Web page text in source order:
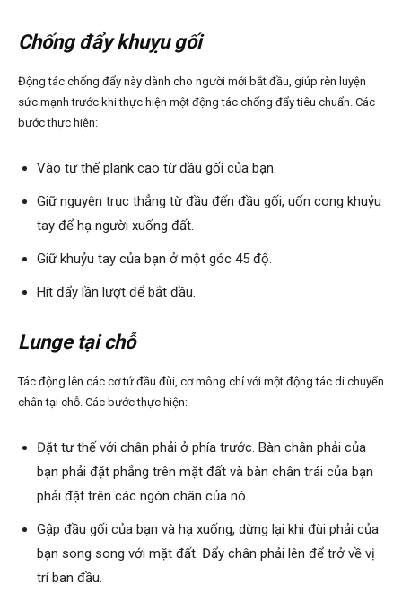
Chống đẩykhuỵu gối
Động tác chống đẩy này dành cho người mới bắt đầu, giúp rèn luyện
sức mạnh trước khi thực hiện một động tác chống đẩy tiêu chuẩn. Các
bước thực hiện:
Vào tư thế plank cao từ đầu gối của bạn.
Giữ nguyên trục thẳng từ đầu đến đầu gối, uốn cong khuỷu
tay để hạ người xuống đất.
Giữ khuỷu tay của bạn ở một góc 45 độ.
Hít đẩy lần lượt để bắt đầu.
Lunge tại chỗ
Tác động lên các cơ tứ đầu đùi, cơ mông chỉ với một động tác di chuyển
chân tại chỗ. Các bước thực hiện:
Đặt tư thế với chân phải ở phía trước. Bàn chân phải của
bạn phải đặt phẳng trên mặt đất và bàn chân trái của bạn
phải đặt trên các ngón chân của nó.
Gập đầu gối của bạn và hạ xuống, dừng lại khi đùi phải của
bạn song song với mặt đất. Đẩy chân phải lên để trở về vị
trí ban đầu.